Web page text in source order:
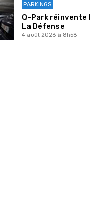
PARKINGS
Q-Park réinvente
La Défense
4 août 2026 à 8h58